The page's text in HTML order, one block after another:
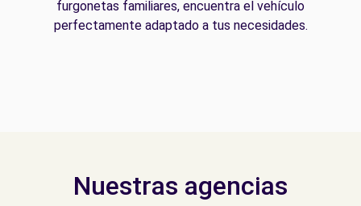
furgonetas familiares, encuentra el vehículo
perfectamente adaptado a tus necesidades.
Nuestras agencias